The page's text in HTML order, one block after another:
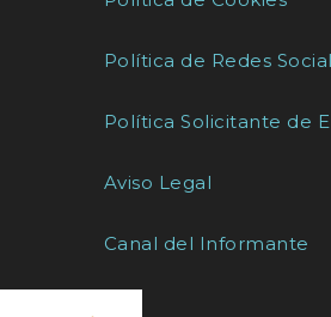
Política de Redes
Política Solicitante de
Aviso Legal
Canal del Informante